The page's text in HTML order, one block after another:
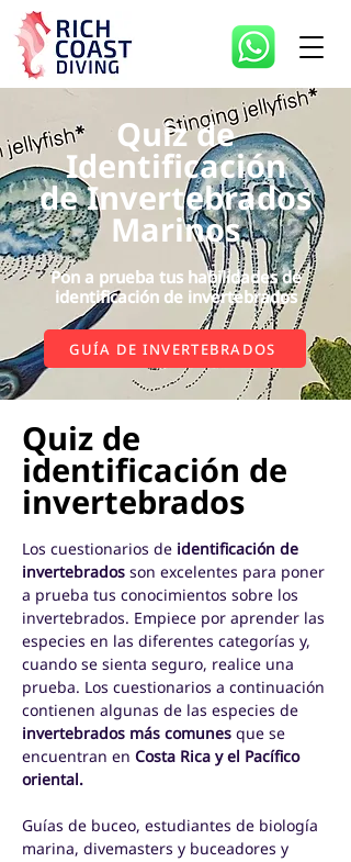
Quiz de
Identificación
de Invertebrados
Marinos
Pon a prueba tus habilidades de
identificación de invertebrados
GUÍA DE INVERTEBRADOS
Quiz de
identificación de
invertebrados
Los cuestionarios de identificación de
invertebrados son excelentes para poner
a prueba tus conocimientos sobre los
invertebrados. Empiece por aprender las
especies en las diferentes categorías y,
cuando se sienta seguro, realice una
prueba. Los cuestionarios a continuación
contienen algunas de las especies de
invertebrados más comunes que se
encuentran en Costa Rica y el Pacífico
oriental.
Guías de buceo, estudiantes de biología
marina, divemasters y buceadores y